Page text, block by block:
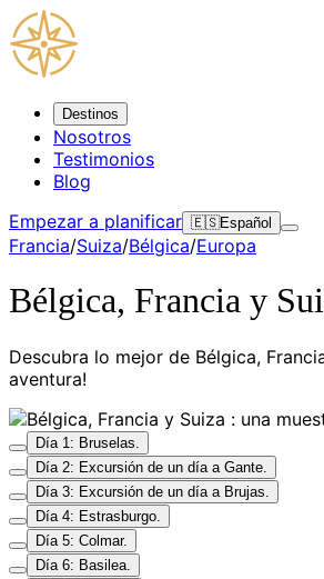
Destinos
Nosotros
Testimonios
Blog
Empezar a planificar 🇪🇸Español
Francia/Suiza/Bélgica/Europa
Bélgica, Francia y
Descubra lo mejor de Bélgica,
aventura!
Día 1: Bruselas.
Día 2: Excursión de un día a Gante.
Día 3: Excursión de un día a Brujas.
Día 4: Estrasburgo.
Día 5: Colmar.
Día 6: Basilea.